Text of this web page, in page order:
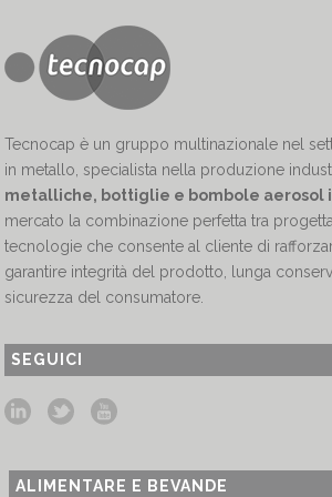
Tecnocap è un gruppo multinazionale nel
in metallo, specialista nella produzione
metalliche, bottiglie e bombole aerosol
mercato la combinazione perfetta tra
tecnologie che consente al cliente di
garantire integrità del prodotto, lunga
sicurezza del consumatore.
SEGUICI
ALIMENTARE E BEVANDE